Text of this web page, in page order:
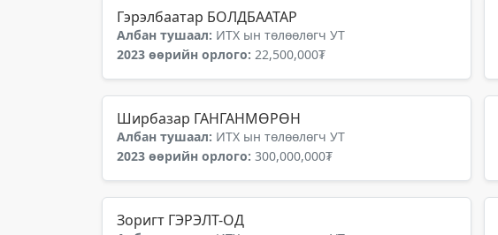
Гэрэлбаатар БОЛДБААТАР
Албан тушаал: ИТХ ын төлөөлөгч УТ
2023 өөрийн орлого: 22,500,000₮
Ширбазар ГАНГАНМӨРӨН
Албан тушаал: ИТХ ын төлөөлөгч УТ
2023 өөрийн орлого: 300,000,000₮
Зоригт ГЭРЭЛТ-ОД